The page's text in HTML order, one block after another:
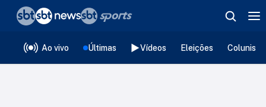
Ao vivo Últimas Vídeos Eleições
❮voltar
Editorias